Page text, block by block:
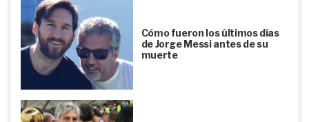
Cómo fueron los últimos días
de Jorge Messi antes de su
muerte